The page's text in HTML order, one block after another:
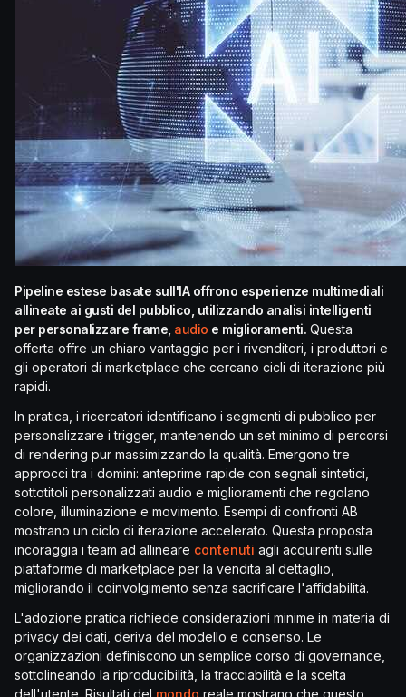
Pipeline estese basate sull'IA offrono esperienze multimediali
allineate ai gusti del pubblico, utilizzando analisi intelligenti
per personalizzare frame, audio e miglioramenti. Questa
offerta offre un chiaro vantaggio per i rivenditori, i produttori e
gli operatori di marketplace che cercano cicli di iterazione più
rapidi.
In pratica, i ricercatori identificano i segmenti di pubblico per
personalizzare i trigger, mantenendo un set minimo di percorsi
di rendering pur massimizzando la qualità. Emergono tre
approcci tra i domini: anteprime rapide con segnali sintetici,
sottotitoli personalizzati audio e miglioramenti che regolano
colore, illuminazione e movimento. Esempi di confronti AB
mostrano un ciclo di iterazione accelerato. Questa proposta
incoraggia i team ad allineare contenuti agli acquirenti sulle
piattaforme di marketplace per la vendita al dettaglio,
migliorando il coinvolgimento senza sacrificare l'affidabilità.
L'adozione pratica richiede considerazioni minime in materia di
privacy dei dati, deriva del modello e consenso. Le
organizzazioni definiscono un semplice corso di governance,
sottolineando la riproducibilità, la tracciabilità e la scelta